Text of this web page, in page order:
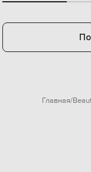
Главная